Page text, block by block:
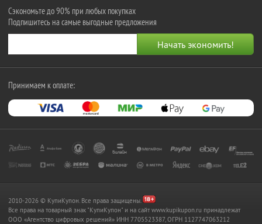
Сэкономьте до 90% при любых покупках
Подпишитесь на самые выгодные предложения
Принимаем к оплате:
2010-2026 © КупиКупон. Все права защищены.
Все права на товарный знак "КупиКупон" и на сайт www.kupikupon.ru принадлежат
OOO «Агентство цифровых решений» ИНН 7705523387, ОГРН 1127747063212